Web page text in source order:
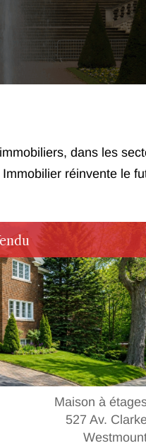
dans les
réinvente le
Maison à
527 Av.